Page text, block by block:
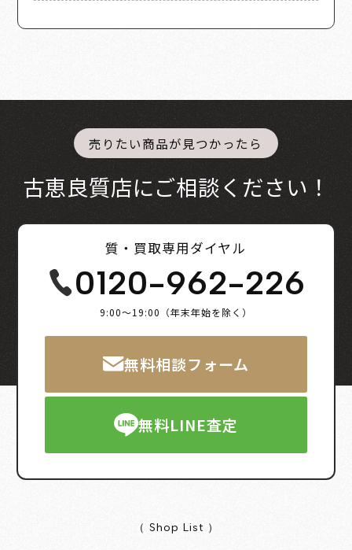
売りたい商品が見つかったら
古恵良質店にご相談ください！
質・買取専用ダイヤル
0120-962-226
9:00～19:00（年末年始を除く）
無料相談フォーム
無料LINE査定
（ Shop List ）